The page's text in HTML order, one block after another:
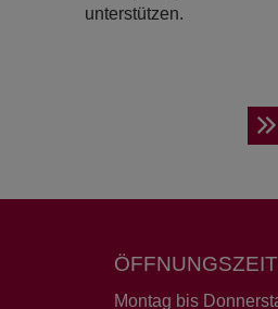
unterstützen.
Montag bis